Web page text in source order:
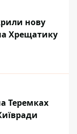
нову
Хрещатику
Теремках